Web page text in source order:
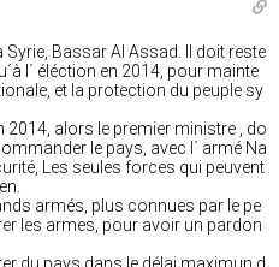
Syrie, Bassar Al Assad. Il doit reste
l´ éléction en 2014, pour mainte
et la protection du peuple sy
2014, alors le premier ministre , do
le pays, avec l´ armé Na
Les seules forces qui peuvent
armés, plus connues par le pe
les armes, pour avoir un pardon
du pays dans le délai maximun d